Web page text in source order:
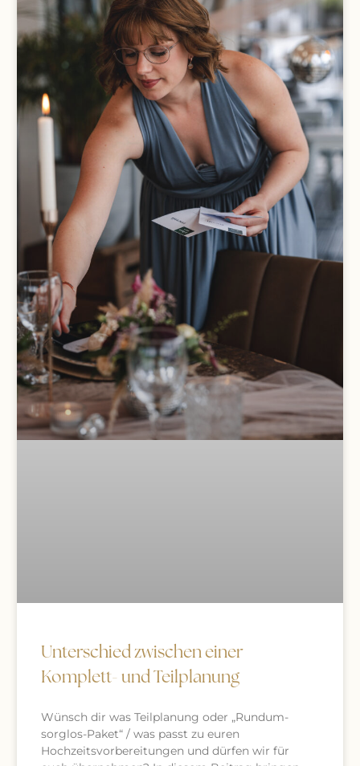
Unterschied zwischen einer
Komplett- und Teilplanung
Wünsch dir was Teilplanung oder „Rundum-
sorglos-Paket“ / was passt zu euren
Hochzeitsvorbereitungen und dürfen wir für